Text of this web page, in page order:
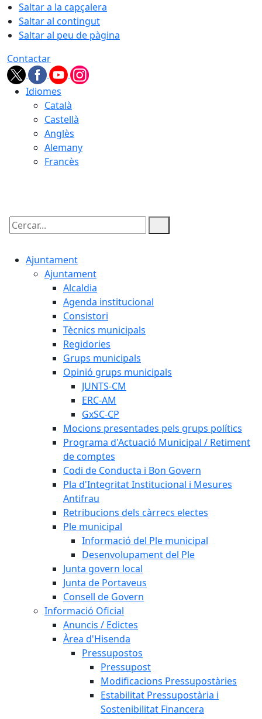
Saltar a la capçalera
Saltar al contingut
Saltar al peu de pàgina
Contactar
Idiomes
Català
Castellà
Anglès
Alemany
Francès
Cercar:
Ajuntament
Ajuntament
Alcaldia
Agenda institucional
Consistori
Tècnics municipals
Regidories
Grups municipals
Opinió grups municipals
JUNTS-CM
ERC-AM
GxSC-CP
Mocions presentades pels grups polítics
Programa d'Actuació Municipal / Retiment
de comptes
Codi de Conducta i Bon Govern
Pla d'Integritat Institucional i Mesures
Antifrau
Retribucions dels càrrecs electes
Ple municipal
Informació del Ple municipal
Desenvolupament del Ple
Junta govern local
Junta de Portaveus
Consell de Govern
Informació Oficial
Anuncis / Edictes
Àrea d'Hisenda
Pressupostos
Pressupost
Modificacions Pressupostàries
Estabilitat Pressupostària i
Sostenibilitat Financera